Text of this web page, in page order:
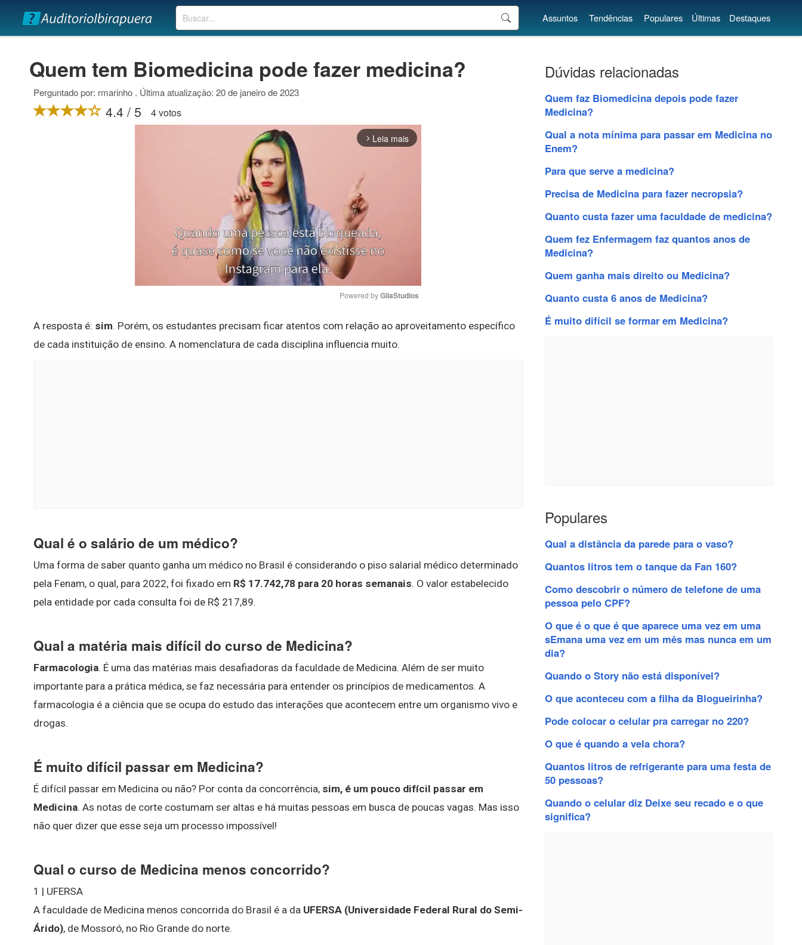
Buscar Assuntos Tendências Populares Últimas Destaques
Quem tem Biomedicina pode fazer medicina?
Perguntado por: rmarinho . Última atualização: 20 de janeiro de 2023
4.4 / 5 4 votos
arrow_forward_ios Leia mais
Mute
Powered by GliaStudios
A resposta é: sim. Porém, os estudantes precisam ficar atentos com relação ao aproveitamento específico
de cada instituição de ensino. A nomenclatura de cada disciplina influencia muito.
Qual é o salário de um médico?
Uma forma de saber quanto ganha um médico no Brasil é considerando o piso salarial médico determinado
pela Fenam, o qual, para 2022, foi fixado em R$ 17.742,78 para 20 horas semanais. O valor estabelecido
pela entidade por cada consulta foi de R$ 217,89.
Qual a matéria mais difícil do curso de Medicina?
Farmacologia. É uma das matérias mais desafiadoras da faculdade de Medicina. Além de ser muito
importante para a prática médica, se faz necessária para entender os princípios de medicamentos. A
farmacologia é a ciência que se ocupa do estudo das interações que acontecem entre um organismo vivo e
drogas.
É muito difícil passar em Medicina?
É difícil passar em Medicina ou não? Por conta da concorrência, sim, é um pouco difícil passar em
Medicina. As notas de corte costumam ser altas e há muitas pessoas em busca de poucas vagas. Mas isso
não quer dizer que esse seja um processo impossível!
Qual o curso de Medicina menos concorrido?
1 | UFERSA
A faculdade de Medicina menos concorrida do Brasil é a da UFERSA (Universidade Federal Rural do Semi-
Árido), de Mossoró, no Rio Grande do norte.
Dúvidas relacionadas
Quem faz Biomedicina depois pode fazer
Medicina?
Qual a nota mínima para passar em Medicina no
Enem?
Para que serve a medicina?
Precisa de Medicina para fazer necropsia?
Quanto custa fazer uma faculdade de medicina?
Quem fez Enfermagem faz quantos anos de
Medicina?
Quem ganha mais direito ou Medicina?
Quanto custa 6 anos de Medicina?
É muito difícil se formar em Medicina?
Populares
Qual a distância da parede para o vaso?
Quantos litros tem o tanque da Fan 160?
Como descobrir o número de telefone de uma
pessoa pelo CPF?
O que é o que é que aparece uma vez em uma
sEmana uma vez em um mês mas nunca em um
dia?
Quando o Story não está disponível?
O que aconteceu com a filha da Blogueirinha?
Pode colocar o celular pra carregar no 220?
O que é quando a vela chora?
Quantos litros de refrigerante para uma festa de
50 pessoas?
Quando o celular diz Deixe seu recado e o que
significa?